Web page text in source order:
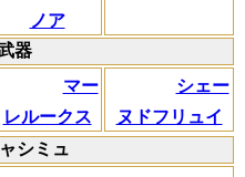
ノア
器
マー
レルークス
シェー
ヌドフリュイ
シミュ